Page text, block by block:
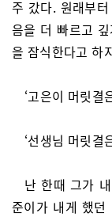
주 갔다. 원래부
음을 더 빠르고
을 잠식한다고 하
‘고은이 머릿결
‘선생님 머릿결
난 한때 그가
준이가 내게 했던